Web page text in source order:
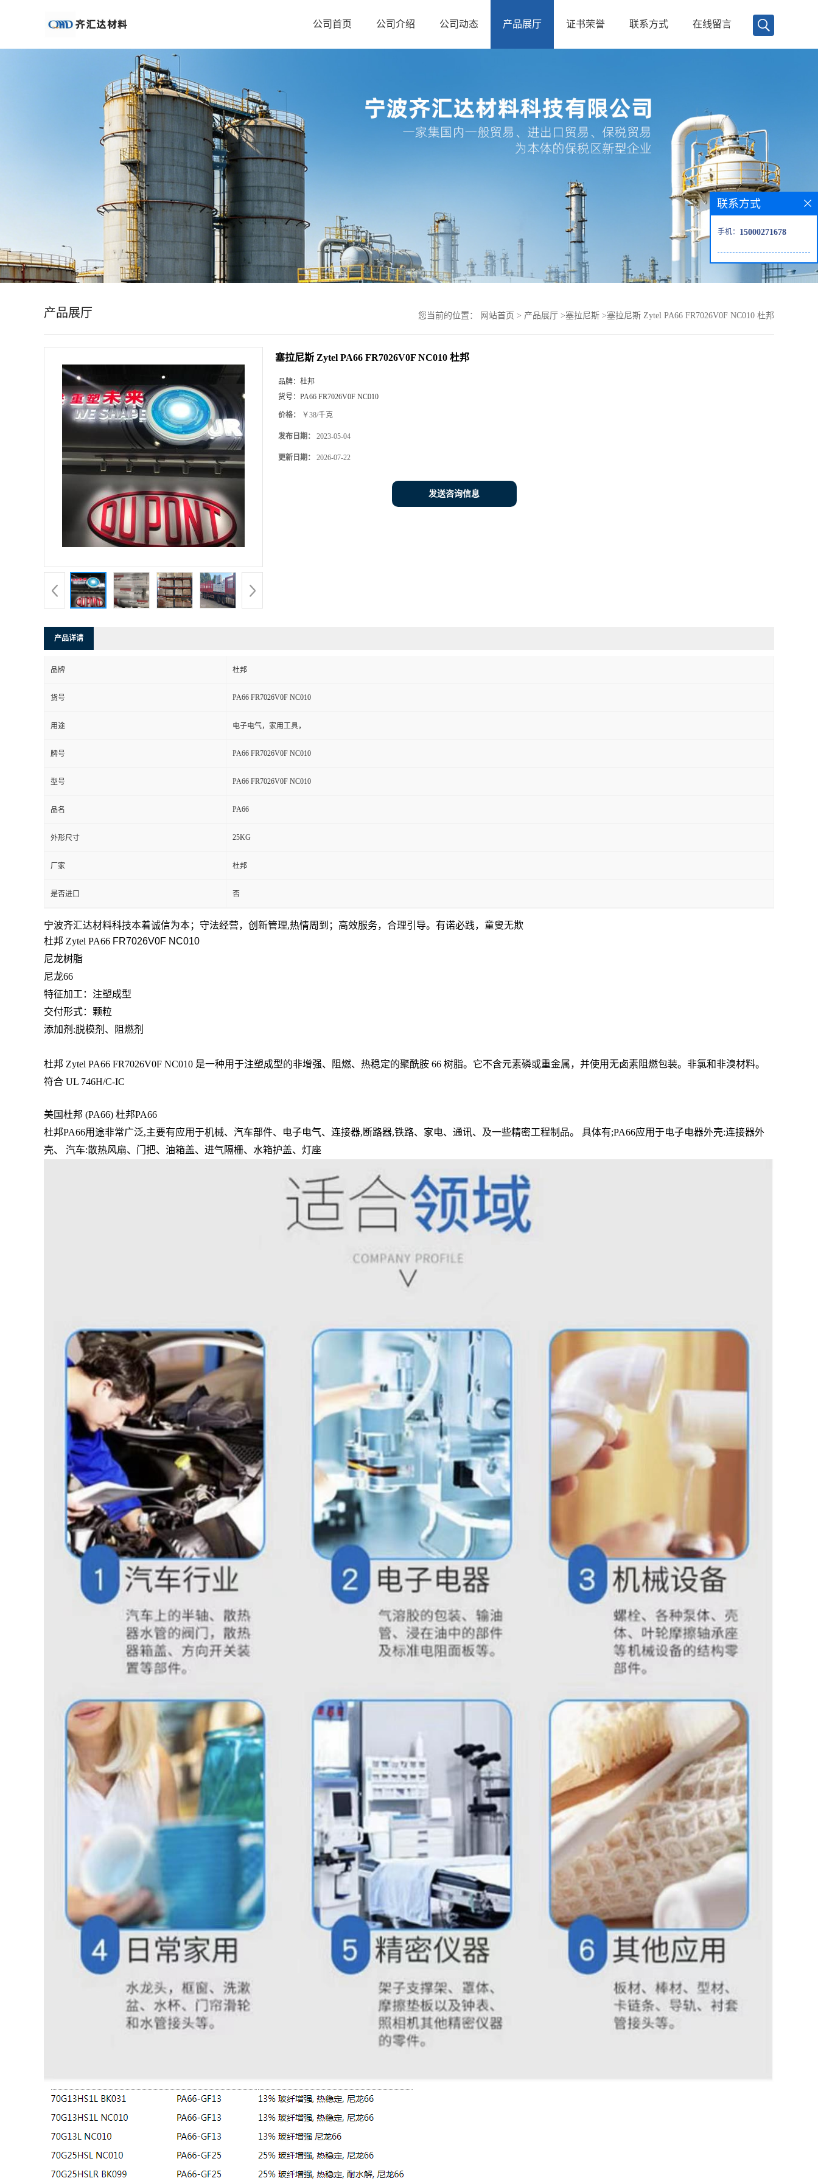
绍
公司首页 公司介绍 公司动态 产品展厅 证书荣誉 联系方式 在线留言
产品展厅 您当前的位置： 网站首页 > 产品展厅 >塞拉尼斯 >塞拉尼斯 Zytel PA66 FR7026V0F NC010 杜邦
塞拉尼斯 Zytel PA66 FR7026V0F NC010 杜邦
品牌： 杜邦
货号： PA66 FR7026V0F NC010
价格： ￥38/千克
发布日期： 2023-05-04
更新日期： 2026-07-22
发送咨询信息
产品详请
品牌 杜邦
货号 PA66 FR7026V0F NC010
用途 电子电气，家用工具，
牌号 PA66 FR7026V0F NC010
型号 PA66 FR7026V0F NC010
品名 PA66
外形尺寸 25KG
厂家 杜邦
是否进口 否
宁波齐汇达材料科技本着诚信为本；守法经营，创新管理,热情周到；高效服务，合理引导。有诺必践，童叟无欺
杜邦 Zytel PA66 FR7026V0F NC010
尼龙树脂
尼龙66
特征加工： 注塑成型
交付形式：颗粒
添加剂:脱模剂、阻燃剂
杜邦 Zytel PA66 FR7026V0F NC010 是一种用于注塑成型的非增强、阻燃、热稳定的聚酰胺 66 树脂。它不含元素磷或重金属，并使用无卤素阻燃包装。非氯和非溴材料。
符合 UL 746H/C-IC
美国杜邦 (PA66) 杜邦PA66
杜邦PA66用途非常广泛,主要有应用于机械、汽车部件、电子电气、连接器,断路器,铁路、家电、通讯、及一些精密工程制品。 具体有;PA66应用于电子电器外壳:连接器外
壳、 汽车:散热风扇、门把、油箱盖、进气隔栅、水箱护盖、灯座
联系方式
手机： 15000271678